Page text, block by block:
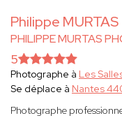
Philippe MURTAS
PHILIPPE MURTAS
5
Photographe à Les
Se déplace à Nantes
Photographe